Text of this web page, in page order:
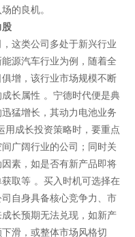
的良机。​
股​
这类公司多处于新兴行业
源汽车行业为例，随着全
增，该行业市场规模不断
长属性 。宁德时代便是典
猛增长，其动力电池业务
用成长投资策略时，要重点
广阔行业的公司；同时关
素，如是否有新产品即将
取等 。买入时机可选择在
自身具备核心竞争力、市
长预期无法兑现，如新产
滑，或整体市场风格切